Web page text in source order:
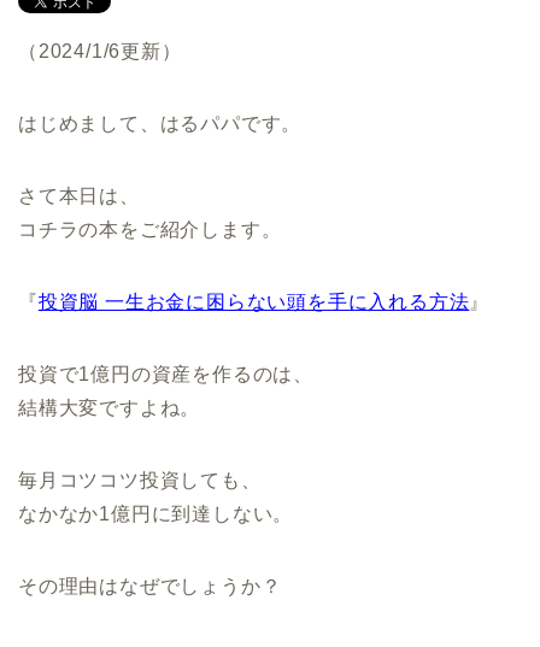
（2024/1/6更新）
はじめまして、はるパパです。
さて本日は、
コチラの本をご紹介します。
『投資脳 一生お金に困らない頭を手に入れる方法 』
投資で1億円の資産を作るのは、
結構大変ですよね。
毎月コツコツ投資しても、
なかなか1億円に到達しない。
その理由はなぜでしょうか？